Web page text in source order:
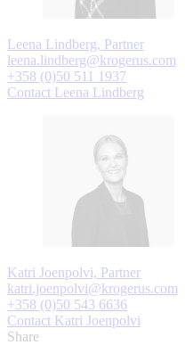
Leena Lindberg, Partner
leena.lindberg@krogerus.com
+358 (0)50 511 1937
Contact Leena Lindberg
Katri Joenpolvi, Partner
katri.joenpolvi@krogerus.com
+358 (0)50 543 6636
Contact Katri Joenpolvi
Share